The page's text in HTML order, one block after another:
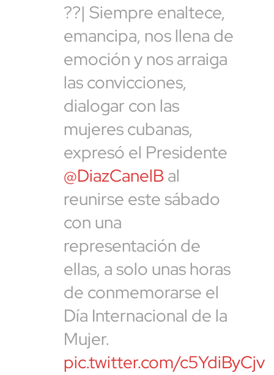
??| Siempre enaltece,
emancipa, nos llena de
emoción y nos arraiga
las convicciones,
dialogar con las
mujeres cubanas,
expresó el Presidente
@DiazCanelB al
reunirse este sábado
con una
representación de
ellas, a solo unas horas
de conmemorarse el
Día Internacional de la
Mujer.
pic.twitter.com/c5YdiByCjv